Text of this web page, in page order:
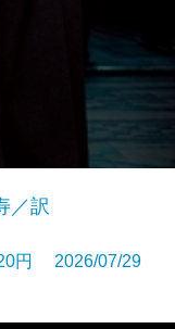
／訳
円 2026/07/29